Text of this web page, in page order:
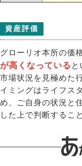
資産評価
グローリオ本所の価
が高くなっている と
市場状況を見極めた
イミングはライフス
め、ご自身の状況と
した上で判断するこ